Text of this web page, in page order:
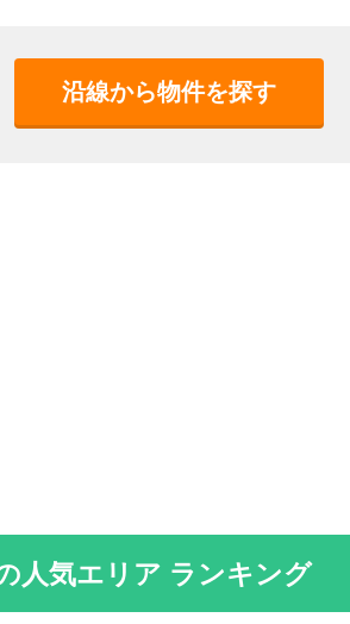
沿線から物件を探す
人気エリア ランキング